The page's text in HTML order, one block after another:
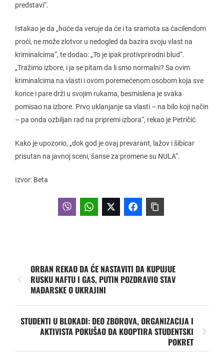
predstavi“.
Istakao je da „hoće da veruje da će i ta sramota sa ćacilendom
proći, ne može zlotvor u nedogled da bazira svoju vlast na
kriminalcima“, te dodao: „To je ipak protivprirodni blud“.
„Tražimo izbore, i ja se pitam da li smo normalni? Sa ovim
kriminalcima na vlasti i ovom poremećenom osobom koja sve
konce i pare drži u svojim rukama, besmislena je svaka
pomisao na izbore. Prvo uklanjanje sa vlasti – na bilo koji način
– pa onda ozbiljan rad na pripremi izbora“, rekao je Petričić.
Kako je upozorio, „dok god je ovaj prevarant, lažov i šibicar
prisutan na javnoj sceni, šanse za promene su NULA“.
Izvor: Beta
ORBAN REKAO DA ĆE NASTAVITI DA KUPUJUE
RUSKU NAFTU I GAS, PUTIN POZDRAVIO STAV
MAĐARSKE O UKRAJINI
STUDENTI U BLOKADI: DEO ZBOROVA, ORGANIZACIJA I
AKTIVISTA POKUŠAO DA KOOPTIRA STUDENTSKI
POKRET